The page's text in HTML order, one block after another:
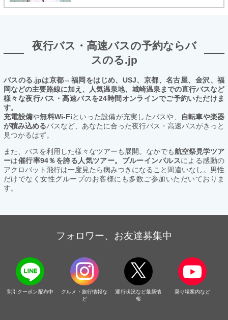
夜行バス・高速バスの予約ならバ
スのる.jp
バスのる.jpは京都⇔福岡をはじめ、USJ、京都、名古屋、金沢、福
岡などの主要路線に加え、人気温泉地、城崎温泉までの直行バスなど
様々な夜行バス・高速バスを24時間オンラインでご予約いただけま
す。
充電設備や無料Wi-Fiといった設備が充実したバスや、
自転車や楽器
が積み込めるバスなど、あなたに合った夜行バス・高速バスがきっと
見つかるはず。
また、バスを利用した様々なツアーも展開。なかでも航空祭見学ツア
ーは催行率94％を誇る人気ツアー。ブルーインパルスによる感動の
アクロバット飛行は一度見たら病みつきになること間違いなし。男性
だけでなく女性グループのお客様にも多数ご参加いただいておりま
す。
フォロワー、お友達募集中
割引クーポン配布中
グルメ・旅行情報な
ど
運行状況など最新情
報
乗り場案内など